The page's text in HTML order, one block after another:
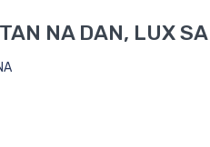
NA DAN, LUX SA